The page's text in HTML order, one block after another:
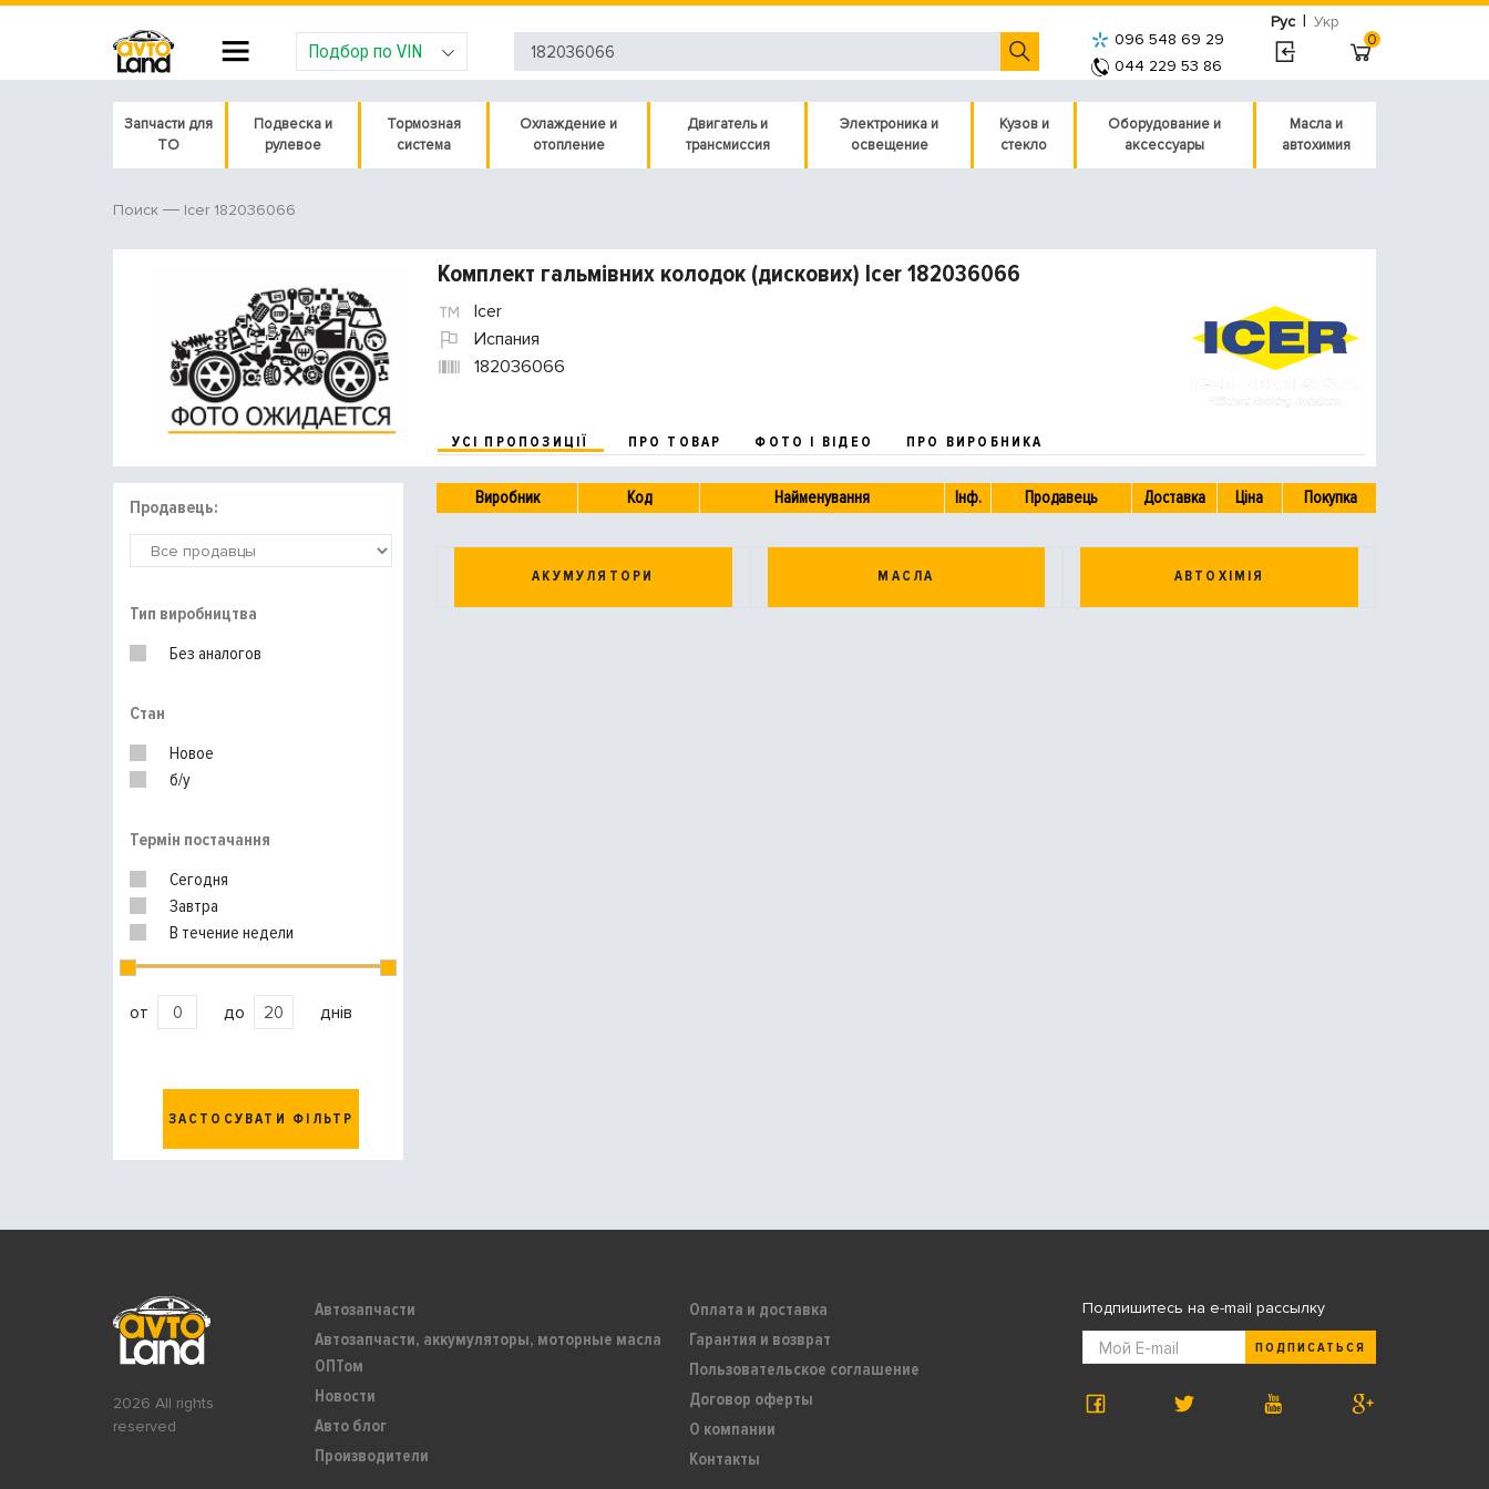
Рус | Укр
Подбор по VIN
096 548 69 29
044 229 53 86
0
Запчасти для
ТО
Подвеска и
рулевое
Тормозная
система
Охлаждение и
отопление
Двигатель и
трансмиссия
Электроника и
освещение
Кузов и
стекло
Оборудование и
аксессуары
Масла и
автохимия
Поиск Icer 182036066
Комплект гальмівних колодок (дискових) Icer 182036066
Icer
Испания
182036066
УСІ ПРОПОЗИЦІЇ ПРО ТОВАР ФОТО І ВІДЕО ПРО ВИРОБНИКА
Продавець:
Тип виробництва
Без аналогов
Стан
Новое
б/у
Термін постачання
Сегодня
Завтра
В течение недели
от до днів
ЗАСТОСУВАТИ ФІЛЬТР
Виробник Код Найменування Інф. Продавець Доставка Ціна Покупка
АКУМУЛЯТОРИ МАСЛА АВТОХІМІЯ
2026 All rights
reserved
Автозапчасти
Автозапчасти, аккумуляторы, моторные масла
ОПТом
Новости
Авто блог
Производители
Оплата и доставка
Гарантия и возврат
Пользовательское соглашение
Договор оферты
О компании
Контакты
Подпишитесь на e-mail рассылку
ПОДПИСАТЬСЯ